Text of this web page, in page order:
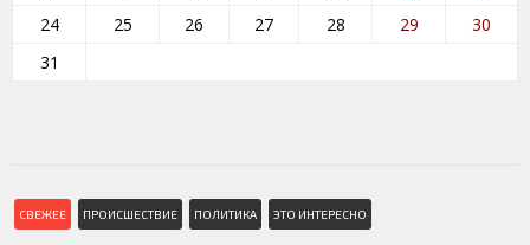
24
25 26 27 28 29
30
31
СВЕЖЕЕ ПРОИСШЕСТВИЕ ПОЛИТИКА ЭТО ИНТЕРЕСНО